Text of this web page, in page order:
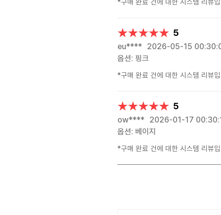
★★★★★
★★★★★ 5
eu**** 2026-05-15
옵션: 핑크
*구매 완료 건에 대한 시스템 리뷰
★★★★★
★★★★★ 5
ow**** 2026-01-17
옵션: 베이지
*구매 완료 건에 대한 시스템 리뷰